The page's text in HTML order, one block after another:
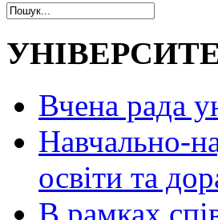
Вчена рада
Навчально-
освіти та
В рамках